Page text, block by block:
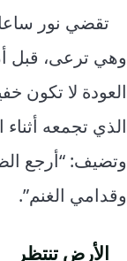
تقضي نور
وهي ترعى، قبل
العودة لا تكون
الذي تجمعه
وتضيف: “أرجع
وقدامي الغنم”.
الأرض تنتظر